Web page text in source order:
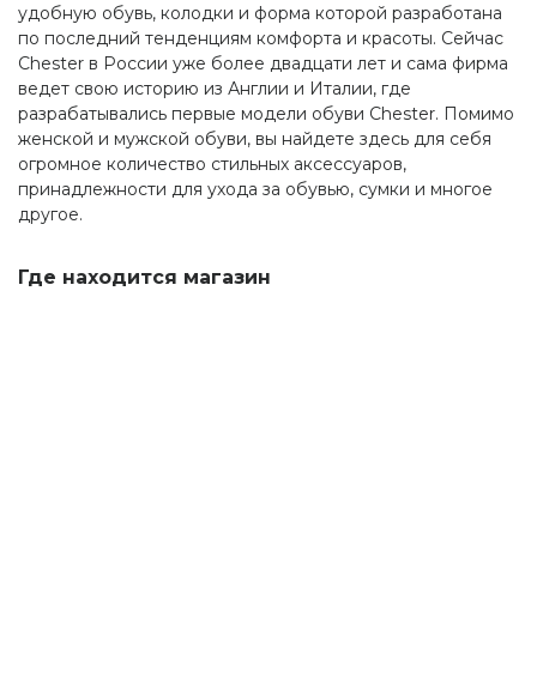
удобную обувь, колодки и форма которой разработана
по последний тенденциям комфорта и красоты. Сейчас
Chester в России уже более двадцати лет и сама фирма
ведет свою историю из Англии и Италии, где
разрабатывались первые модели обуви Chester. Помимо
женской и мужской обуви, вы найдете здесь для себя
огромное количество стильных аксессуаров,
принадлежности для ухода за обувью, сумки и многое
другое.
Где находится магазин